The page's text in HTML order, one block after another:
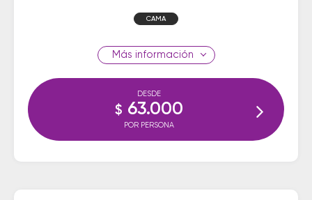
CAMA
información
DESDE
$ 63.000
POR PERSONA